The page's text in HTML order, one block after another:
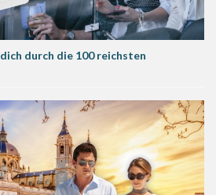
durch die 100 reichsten